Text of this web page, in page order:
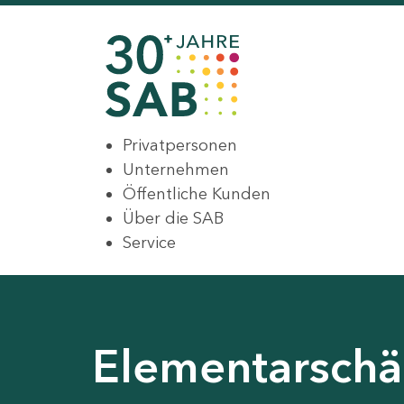
Privatpersonen
Unternehmen
Öffentliche Kunden
Über die SAB
Service